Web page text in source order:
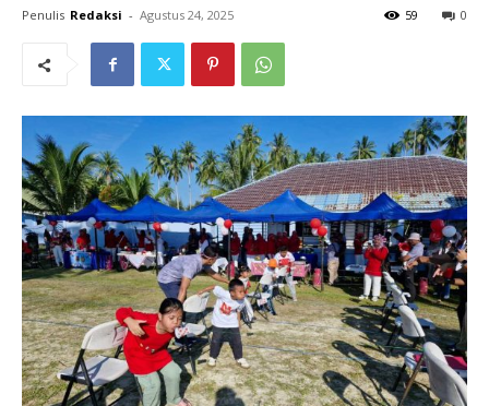
Penulis Redaksi - Agustus 24, 2025 0
59